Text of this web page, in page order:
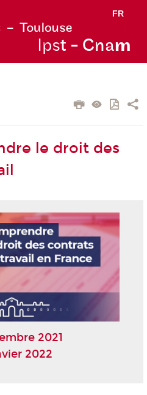
FR
Ipst - Cnam
le droit des
2021
2022